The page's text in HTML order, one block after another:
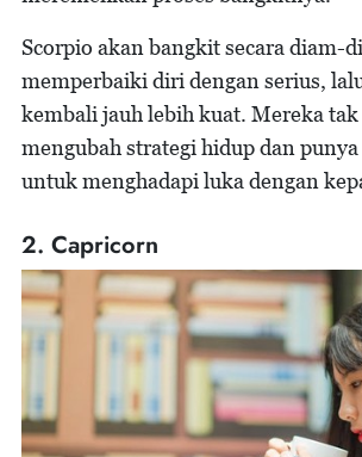
Scorpio akan bangkit secara diam-
memperbaiki diri dengan serius,
kembali jauh lebih kuat. Mereka tak
mengubah strategi hidup dan
untuk menghadapi luka dengan
2. Capricorn